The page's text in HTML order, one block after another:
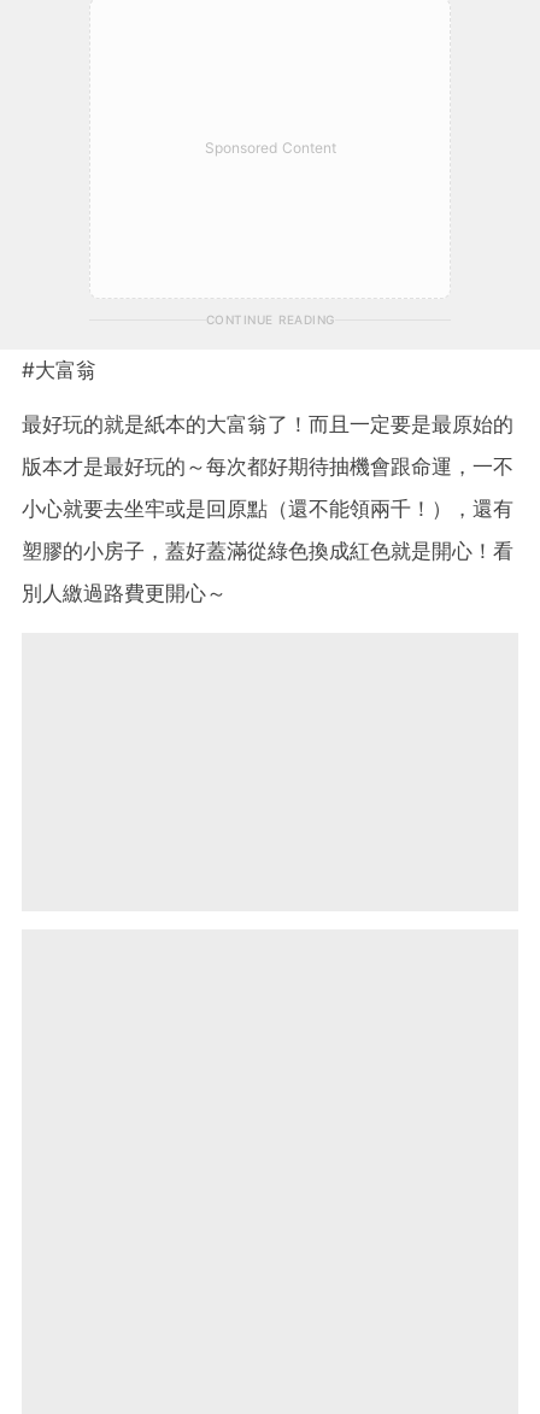
Sponsored Content
CONTINUE READING
#大富翁
最好玩的就是紙本的大富翁了！而且一定要是最原始的
版本才是最好玩的～每次都好期待抽機會跟命運，一不
小心就要去坐牢或是回原點（還不能領兩千！），還有
塑膠的小房子，蓋好蓋滿從綠色換成紅色就是開心！看
別人繳過路費更開心～